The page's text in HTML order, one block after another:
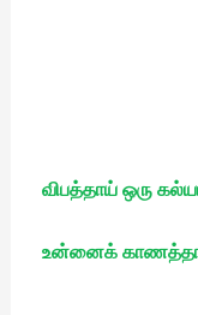
விபத்தாய் ஒரு
உன்னைக்